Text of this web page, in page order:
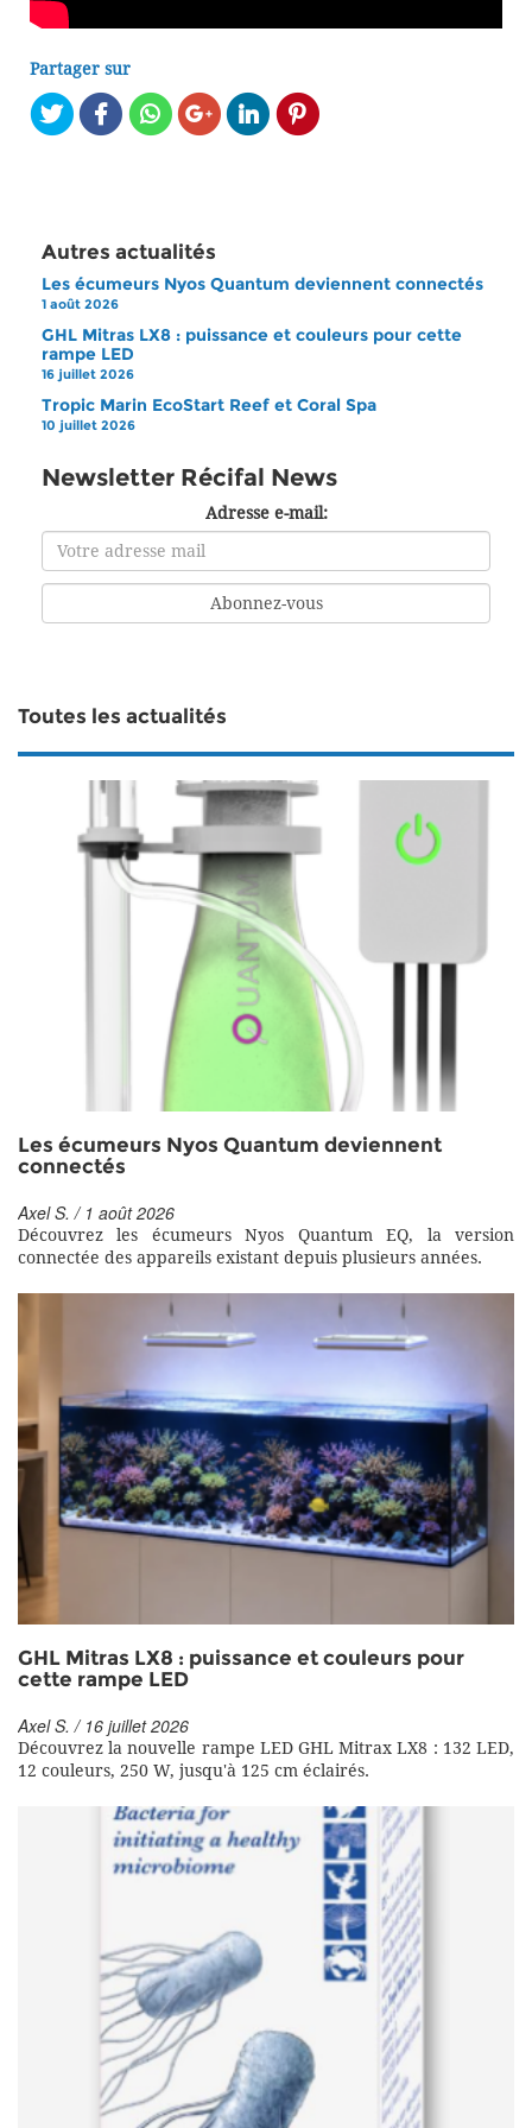
Partager sur
Autres actualités
Les écumeurs Nyos Quantum deviennent connectés
1 août 2026
GHL Mitras LX8 : puissance et couleurs pour cette
rampe LED
16 juillet 2026
Tropic Marin EcoStart Reef et Coral Spa
10 juillet 2026
Newsletter Récifal News
Adresse e-mail:
Toutes les actualités
Les écumeurs Nyos Quantum deviennent
connectés
Axel S. / 1 août 2026
Découvrez les écumeurs Nyos Quantum EQ, la version
connectée des appareils existant depuis plusieurs années.
GHL Mitras LX8 : puissance et couleurs pour
cette rampe LED
Axel S. / 16 juillet 2026
Découvrez la nouvelle rampe LED GHL Mitrax LX8 : 132 LED,
12 couleurs, 250 W, jusqu'à 125 cm éclairés.